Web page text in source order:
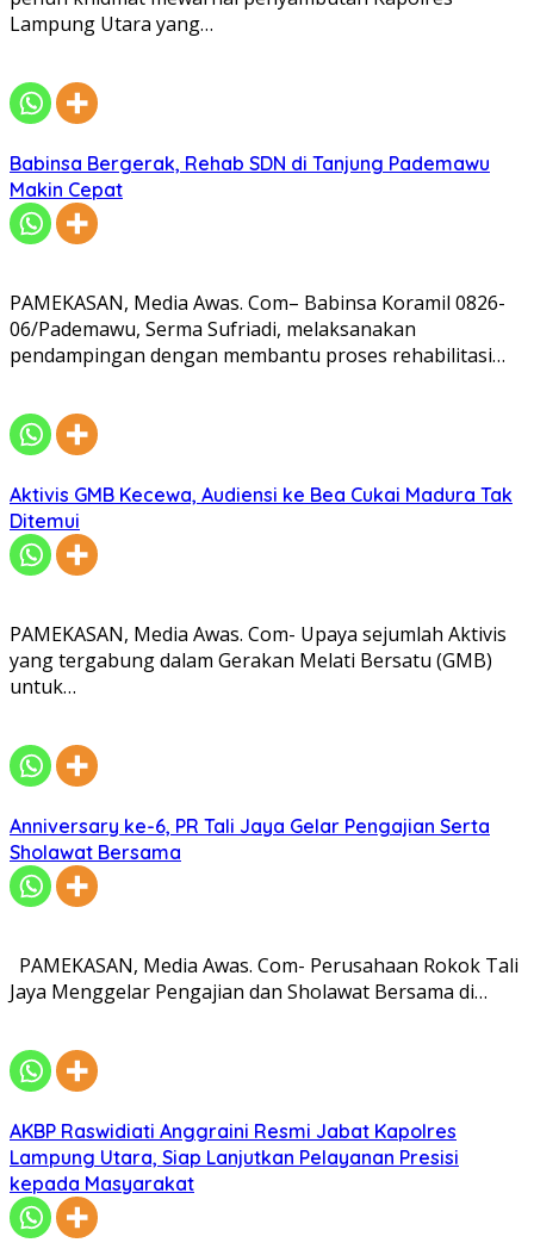
Lampung Utara yang…
Babinsa Bergerak, Rehab SDN di Tanjung Pademawu
Makin Cepat
PAMEKASAN, Media Awas. Com– Babinsa Koramil 0826-
06/Pademawu, Serma Sufriadi, melaksanakan
pendampingan dengan membantu proses rehabilitasi…
Aktivis GMB Kecewa, Audiensi ke Bea Cukai Madura Tak
Ditemui
PAMEKASAN, Media Awas. Com- Upaya sejumlah Aktivis
yang tergabung dalam Gerakan Melati Bersatu (GMB)
untuk…
Anniversary ke-6, PR Tali Jaya Gelar Pengajian Serta
Sholawat Bersama
PAMEKASAN, Media Awas. Com- Perusahaan Rokok Tali
Jaya Menggelar Pengajian dan Sholawat Bersama di…
AKBP Raswidiati Anggraini Resmi Jabat Kapolres
Lampung Utara, Siap Lanjutkan Pelayanan Presisi
kepada Masyarakat